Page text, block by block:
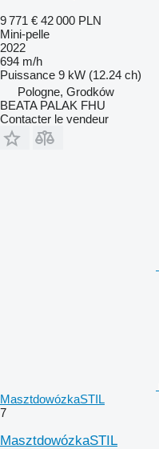
9 771 € 42 000 PLN
Mini-pelle
2022
694 m/h
Puissance 9 kW (12.24 ch)
Pologne, Grodków
BEATA PALAK FHU
Contacter le vendeur
MasztdowózkaSTIL
7
MasztdowózkaSTIL